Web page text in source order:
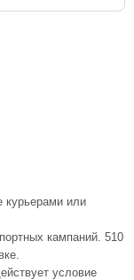
курьерами или
кампаний. 510
условие